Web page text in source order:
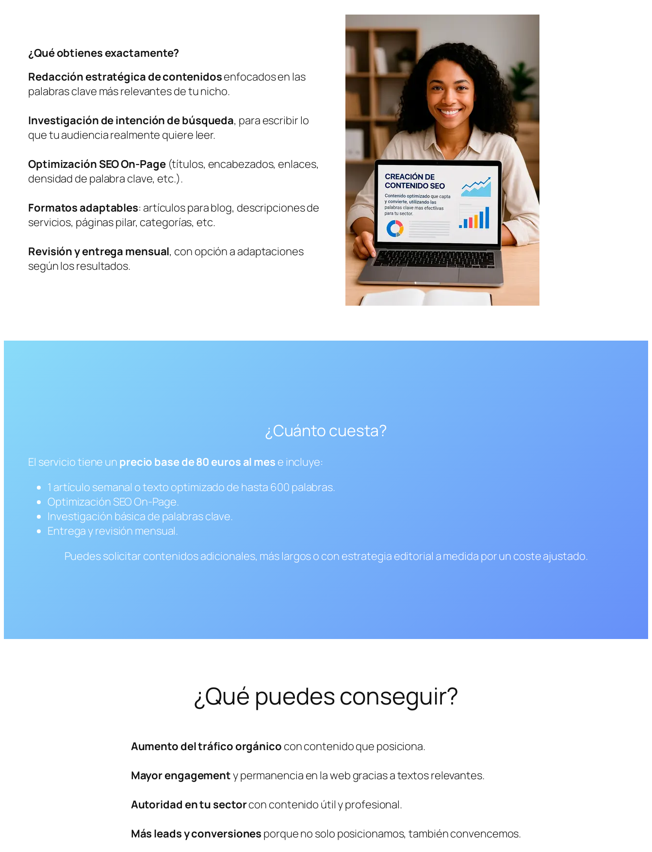
¿Qué obtienes exactamente?
Redacción estratégica de contenidosenfocados en las
palabras clave más relevantes de tu nicho.
Investigación de intención de búsqueda, para escribir lo
que tu audiencia realmente quiere leer.
Optimización SEO On-Page(títulos, encabezados, enlaces,
densidad de palabra clave, etc.).
Formatos adaptables: artículos para blog, descripciones de
servicios, páginas pilar, categorías, etc.
Revisión y entrega mensual, con opción a adaptaciones
según los resultados.
¿Cuánto cuesta?
El servicio tiene un precio base de 80 euros al mes e incluye:
1 artículo semanal o texto optimizado de hasta 600 palabras.
Optimización SEO On-Page.
Investigación básica de palabras clave.
Entrega y revisión mensual.
Puedes solicitar contenidos adicionales, más largos o con estrategia editorial a medida por un coste ajustado.
¿Qué puedes conseguir?
Aumento del tráfico orgánico con contenido que posiciona.
Mayor engagementy permanencia en la web gracias a textos relevantes.
Autoridad en tu sectorcon contenido útil y profesional.
Más leads y conversiones porque no solo posicionamos, también convencemos.